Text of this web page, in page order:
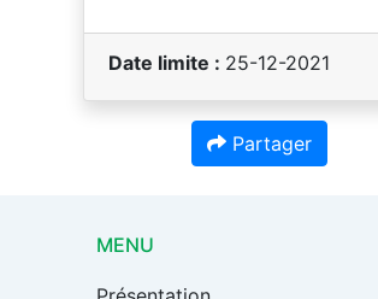
Date limite : 25-12-2021
Partager
MENU